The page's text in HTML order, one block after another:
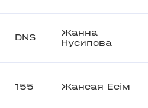
DNS
Жанна
Нусипова
155 Жансая Есім